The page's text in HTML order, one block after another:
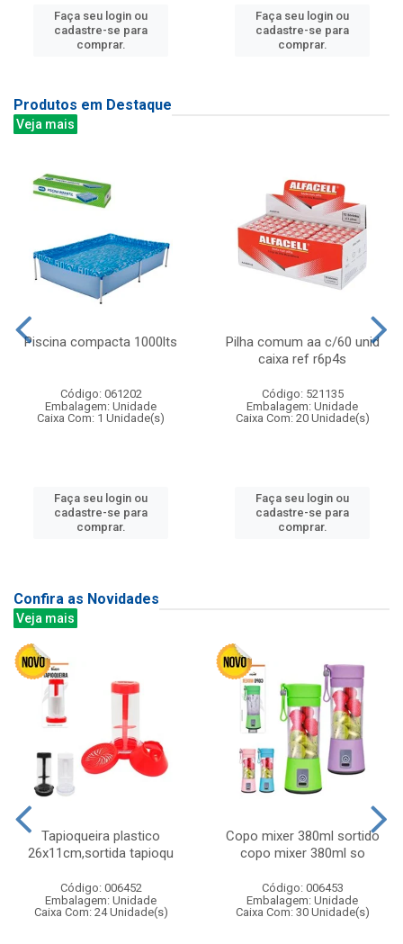
Faça seu login ou
cadastre-se para
comprar.
Faça seu login ou
cadastre-se para
comprar.
Produtos em Destaque
Veja mais
Piscina compacta 1000lts
Código: 061202
Embalagem: Unidade
Caixa Com: 1 Unidade(s)
Faça seu login ou
cadastre-se para
comprar.
Pilha comum aa c/60 unid
caixa ref r6p4s
Código: 521135
Embalagem: Unidade
Caixa Com: 20 Unidade(s)
Faça seu login ou
cadastre-se para
comprar.
Confira as Novidades
Veja mais
Tapioqueira plastico
26x11cm,sortida tapioqu
Código: 006452
Embalagem: Unidade
Caixa Com: 24 Unidade(s)
Copo mixer 380ml sortido
copo mixer 380ml so
Código: 006453
Embalagem: Unidade
Caixa Com: 30 Unidade(s)